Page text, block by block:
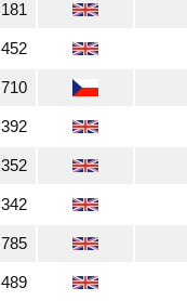
181
452
710
392
352
342
785
489